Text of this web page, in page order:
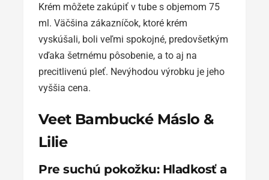
Krém môžete zakúpiť v tube s objemom 75
ml. Väčšina zákazníčok, ktoré krém
vyskúšali, boli veľmi spokojné, predovšetkým
vďaka šetrnému pôsobenie, a to aj na
precitlivenú pleť. Nevýhodou výrobku je jeho
vyššia cena.
Veet Bambucké Máslo &
Lilie
Pre suchú pokožku: Hladkosť a